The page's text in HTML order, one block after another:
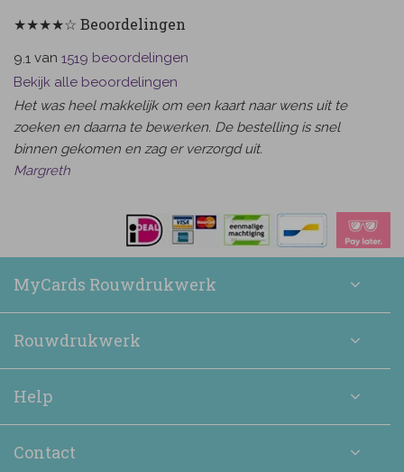
★★★★☆ Beoordelingen
9.1 van 1519 beoordelingen
Bekijk alle beoordelingen
Het was heel makkelijk om een kaart naar wens uit te
zoeken en daarna te bewerken. De bestelling is snel
binnen gekomen en zag er verzorgd uit.
Margreth
MyCards Rouwdrukwerk
Rouwdrukwerk
Help
Contact